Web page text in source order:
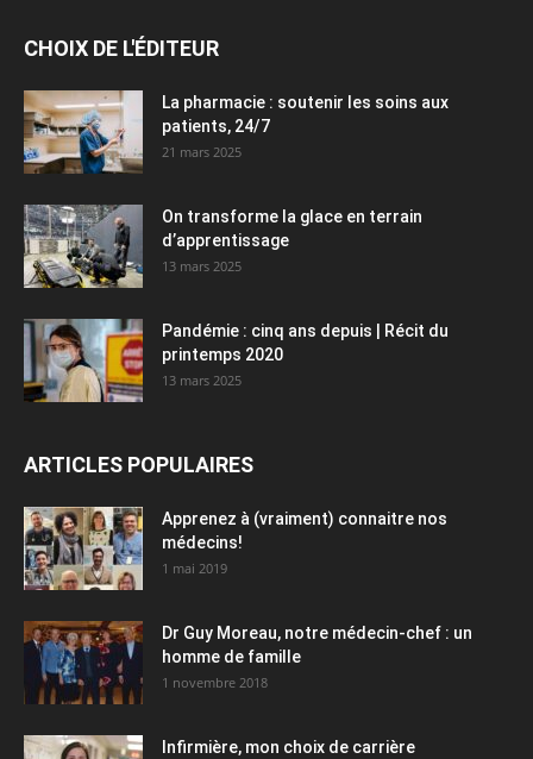
CHOIX DE L'ÉDITEUR
La pharmacie : soutenir les soins aux
patients, 24/7
21 mars 2025
On transforme la glace en terrain
d’apprentissage
13 mars 2025
Pandémie : cinq ans depuis | Récit du
printemps 2020
13 mars 2025
ARTICLES POPULAIRES
Apprenez à (vraiment) connaitre nos
médecins!
1 mai 2019
Dr Guy Moreau, notre médecin-chef : un
homme de famille
1 novembre 2018
Infirmière, mon choix de carrière